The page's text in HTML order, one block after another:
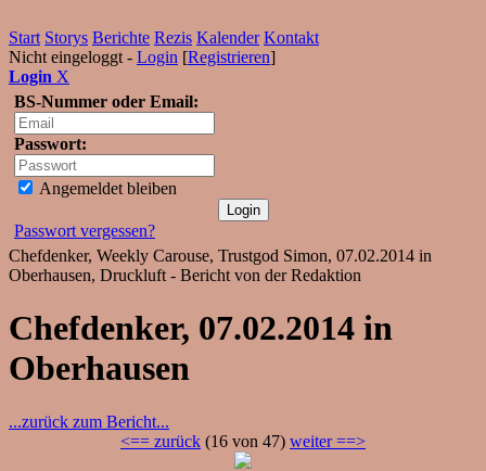
Start Storys Berichte Rezis Kalender Kontakt
Nicht eingeloggt - Login [Registrieren]
Login X
BS-Nummer oder Email:
Passwort:
Angemeldet bleiben
Passwort vergessen?
Chefdenker, Weekly Carouse, Trustgod Simon, 07.02.2014 in
Oberhausen, Druckluft - Bericht von der Redaktion
Chefdenker, 07.02.2014 in
Oberhausen
...zurück zum Bericht...
<== zurück (16 von 47) weiter ==>